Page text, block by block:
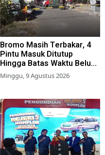
Bromo Masih Terbakar, 4
Pintu Masuk Ditutup
Hingga Batas Waktu Belum
Ditentukan
Minggu, 9 Agustus 2026